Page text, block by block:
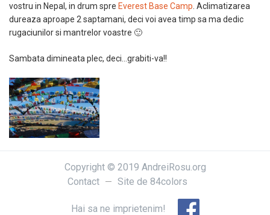
vostru in Nepal, in drum spre Everest Base Camp . Aclimatizarea
dureaza aproape 2 saptamani, deci voi avea timp sa ma dedic
rugaciunilor si mantrelor voastre 🙂
Sambata dimineata plec, deci…grabiti-va!!
Copyright © 2019 AndreiRosu.org
Contact
Site de 84colors
Hai sa ne imprietenim!